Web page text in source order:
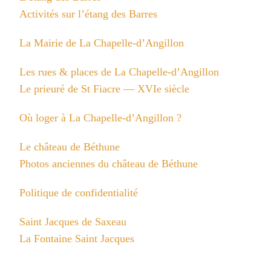
Activités sur l’étang des Barres
La Mairie de La Chapelle-d’Angillon
Les rues & places de La Chapelle-d’Angillon
Le prieuré de St Fiacre — XVIe siècle
Où loger à La Chapelle-d’Angillon ?
Le château de Béthune
Photos anciennes du château de Béthune
Politique de confidentialité
Saint Jacques de Saxeau
La Fontaine Saint Jacques